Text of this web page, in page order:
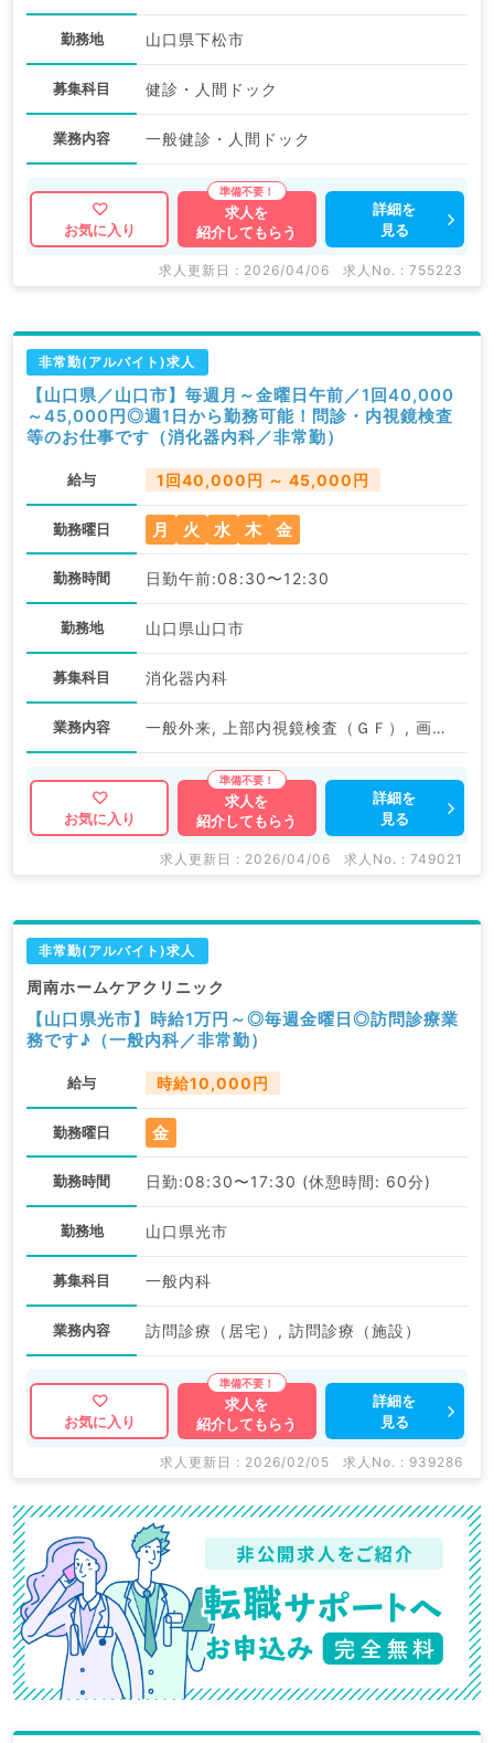
勤務地 山口県下松市
募集科目 健診・人間ドック
業務内容 一般健診・人間ドック
お気に入り
求人を
紹介してもらう
詳細を
見る
求人更新日 : 2026/04/06 求人No. : 755223
非常勤(アルバイト)求人
【山口県／山口市】毎週月～金曜日午前／1回40,000
～45,000円◎週1日から勤務可能！問診・内視鏡検査
等のお仕事です（消化器内科／非常勤）
給与 1回40,000円 ～ 45,000円
勤務曜日 月 火 水 木 金
勤務時間 日勤午前:08:30〜12:30
勤務地 山口県山口市
募集科目 消化器内科
業務内容 一般外来, 上部内視鏡検査（ＧＦ）, 画像診断（一次読影）, その他
お気に入り
求人を
紹介してもらう
詳細を
見る
求人更新日 : 2026/04/06 求人No. : 749021
非常勤(アルバイト)求人
周南ホームケアクリニック
【山口県光市】時給1万円～◎毎週金曜日◎訪問診療業
務です♪（一般内科／非常勤）
給与 時給10,000円
勤務曜日 金
勤務時間 日勤:08:30〜17:30 (休憩時間: 60分)
勤務地 山口県光市
募集科目 一般内科
業務内容 訪問診療（居宅）, 訪問診療（施設）
お気に入り
求人を
紹介してもらう
詳細を
見る
求人更新日 : 2026/02/05 求人No. : 939286